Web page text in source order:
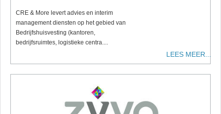
CRE & More levert advies en interim
management diensten op het gebied van
Bedrijfshuisvesting (kantoren,
bedrijfsruimtes, logistieke centra....
LEES MEER...